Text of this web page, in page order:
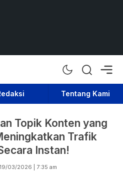
Tentang Kami
Topik Konten yang
Trafik
Instan!
19/03/2026 | 7:35 am